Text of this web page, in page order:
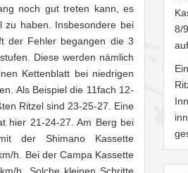
noch gut treten kann, es
zu haben. Insbesondere bei
der Fehler begangen die 3
Diese werden nämlich
Kettenblatt bei niedrigen
Als Beispiel die 11fach 12-
Ritzel sind 23-25-27. Eine
hier 21-24-27. Am Berg bei
der Shimano Kassette
h. Bei der Campa Kassette
8/